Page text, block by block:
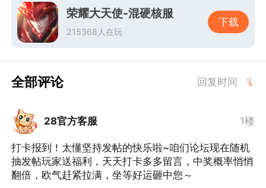
荣耀大天使-混硬核服
215368人在玩
下载
全部评论 回复时间
28官方客服 1楼
打卡报到！太懂坚持发帖的快乐啦~咱们论坛现在随机
抽发帖玩家送福利，天天打卡多多留言，中奖概率悄悄
翻倍，欧气赶紧拉满，坐等好运砸中您～